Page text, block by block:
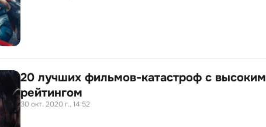
20 лучших фильмов-катастроф с высоким
рейтингом
30 окт. 2020 г., 14:52